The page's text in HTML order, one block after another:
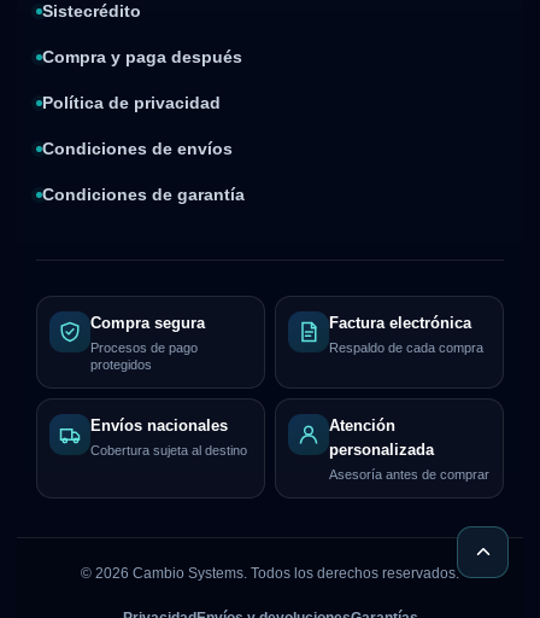
Sistecrédito
Compra y paga después
Política de privacidad
Condiciones de envíos
Condiciones de garantía
Compra segura
Procesos de pago
protegidos
Factura electrónica
Respaldo de cada compra
Envíos nacionales
Cobertura sujeta al destino
Atención
personalizada
Asesoría antes de comprar
© 2026 Cambio Systems. Todos los derechos reservados.